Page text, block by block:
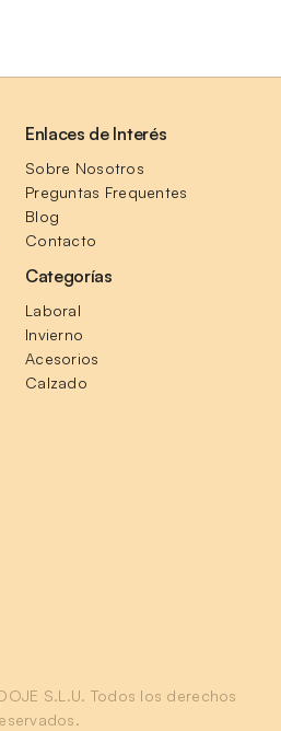
Enlaces de Interés
Sobre Nosotros
Preguntas Frequentes
Blog
Contacto
Categorías
Laboral
Invierno
Acesorios
Calzado
S.L.U. Todos los derechos